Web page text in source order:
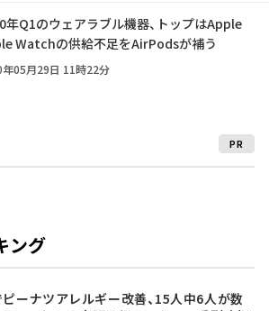
年Q1のウェアラブル機器、トップはApple
Watchの供給不足をAirPodsが補う
年05月29日 11時22分
PR
ング
ピーナツアレルギー改善、15人中6人が数